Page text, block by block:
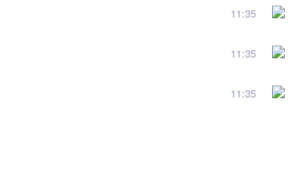
11:35
11:35
11:35